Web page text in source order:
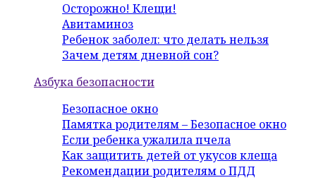
Осторожно! Клещи!
Авитаминоз
Ребенок заболел: что делать нельзя
Зачем детям дневной сон?
Азбука безопасности
Безопасное окно
Памятка родителям – Безопасное окно
Если ребенка ужалила пчела
Как защитить детей от укусов клеща
Рекомендации родителям о ПДД